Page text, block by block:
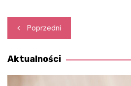
Nawigacja
wpisu
Poprzedni
Aktualności